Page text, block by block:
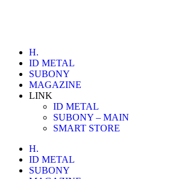
H.
ID METAL
SUBONY
MAGAZINE
LINK
ID METAL
SUBONY – MAIN
SMART STORE
H.
ID METAL
SUBONY